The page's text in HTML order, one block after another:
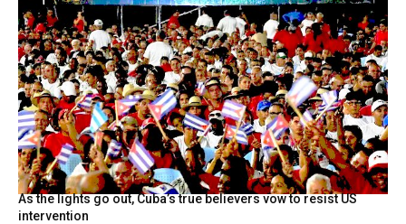
As the lights go out, Cuba’s true believers vow to resist US
intervention